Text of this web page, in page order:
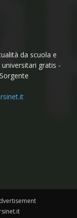
da scuola e
gratis -